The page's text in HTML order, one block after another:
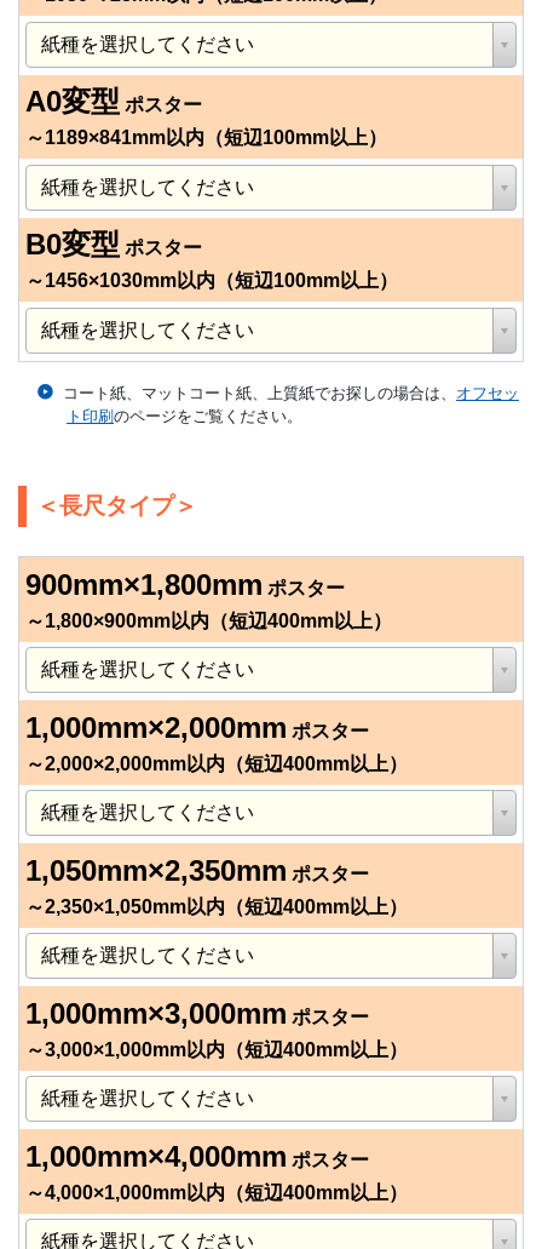
A0変型 ポスター
～1189×841mm以内（短辺100mm以上）
B0変型 ポスター
～1456×1030mm以内（短辺100mm以上）
コート紙、マットコート紙、上質紙でお探しの場合は、 オフセッ
ト印刷のページをご覧ください。
＜長尺タイプ＞
900mm×1,800mm ポスター
～1,800×900mm以内（短辺400mm以上）
1,000mm×2,000mm ポスター
～2,000×2,000mm以内（短辺400mm以上）
1,050mm×2,350mm ポスター
～2,350×1,050mm以内（短辺400mm以上）
1,000mm×3,000mm ポスター
～3,000×1,000mm以内（短辺400mm以上）
1,000mm×4,000mm ポスター
～4,000×1,000mm以内（短辺400mm以上）